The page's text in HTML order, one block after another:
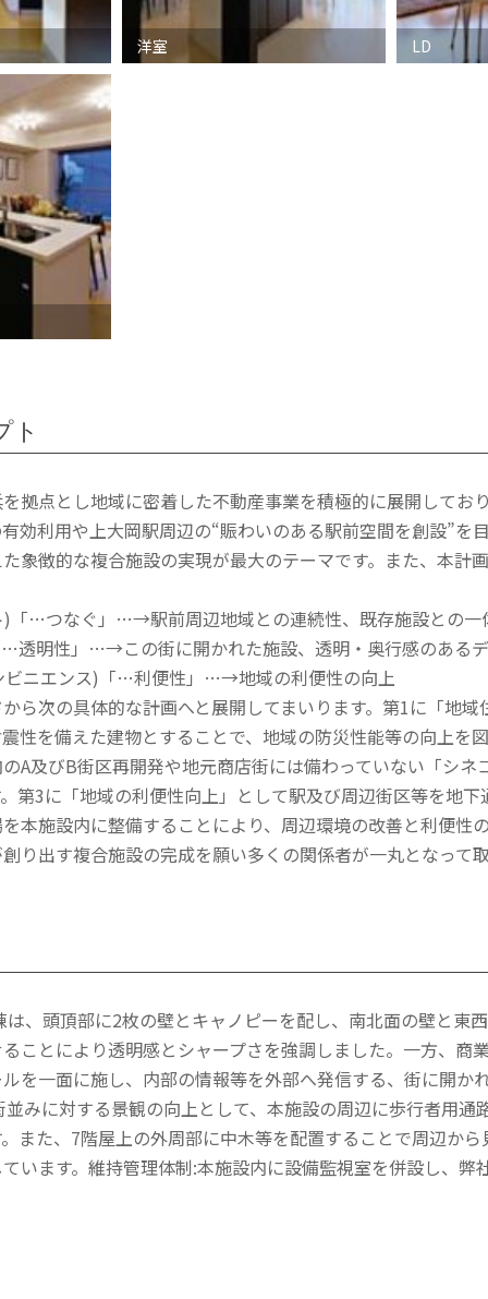
洋室 LD
ト
拠点とし地域に密着した不動産事業を積極的に展開してお
効利用や上大岡駅周辺の“賑わいのある駅前空間を創設”
象徴的な複合施設の実現が最大のテーマです。また、本計
「…つなぐ」…→駅前周辺地域との連続性、既存施設との一
透明性」…→この街に開かれた施設、透明・奥行感のある
ビニエンス)「…利便性」…→地域の利便性の向上
ら次の具体的な計画へと展開してまいります。第1に「地
性を備えた建物とすることで、地域の防災性能等の向上を
A及びB街区再開発や地元商店街には備わっていない「シ
第3に「地域の利便性向上」として駅及び周辺街区等を地
本施設内に整備することにより、周辺環境の改善と利便性
り出す複合施設の完成を願い多くの関係者が一丸となって
、頭頂部に2枚の壁とキャノピーを配し、南北面の壁と東
ことにより透明感とシャープさを強調しました。一方、
を一面に施し、内部の情報等を外部へ発信する、街に開
みに対する景観の向上として、本施設の周辺に歩行者用
また、7階屋上の外周部に中木等を配置することで周辺か
います。維持管理体制:本施設内に設備監視室を併設し、